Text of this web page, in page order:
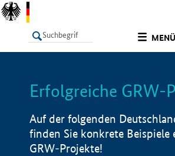
MENÜ
LISTE
Erfolgreiche GRW-
Auf der folgenden
finden Sie konkrete Beispiele
GRW-Projekte!